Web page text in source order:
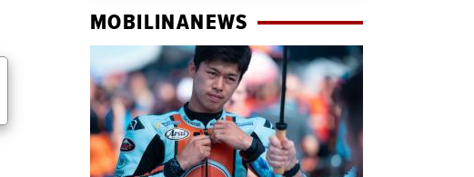
MOBILINANEWS